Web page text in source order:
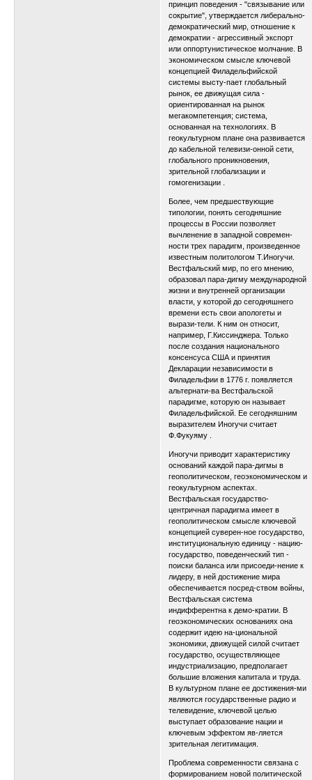
принцип поведения - "связывание или
сокрытие", утверждается либерально-
демократический мир, отношение к
демократии - агрессивный экспорт
или оппортунистическое молчание. В
экономическом смысле ключевой
концепцией Филадельфийской
системы высту-пает глобальный
рынок, ее движущая сила -
ориентированная на рынок
мегакомпетенция; система,
основанная на технологиях. В
геокультурном плане она развивается
до кабельной телевизи-онной сети,
глобального проникновения,
зрительной глобализации и
гомогенизации .
Более, чем предшествующие
типологии, понять сегодняшние
процессы в России позволяет
вычленение в западной современ-
ности трех парадигм, произведенное
известным политологом Т.Иногучи.
Вестфальский мир, по его мнению,
образовал пара-дигму международной
жизни и внутренней организации
власти, у которой до сегодняшнего
времени есть свои апологеты и
вырази-тели. К ним он относит,
например, Г.Киссинджера. Только
после создания национального
консенсуса США и принятия
Декларации независимости в
Филадельфии в 1776 г. появляется
альтернати-ва Вестфальской
парадигме, которую он называет
Филадельфийской. Ее сегодняшним
выразителем Иногучи считает
Ф.Фукуяму .
Иногучи приводит характеристику
оснований каждой пара-дигмы в
геополитическом, геоэкономическом и
геокультурном аспектах.
Вестфальская государство-
центричная парадигма имеет в
геополитическом смысле ключевой
концепцией суверен-ное государство,
институциональную единицу - нацию-
государство, поведенческий тип -
поиски баланса или присоеди-нение к
лидеру, в ней достижение мира
обеспечивается посред-ством войны,
Вестфальская система
индифферентна к демо-кратии. В
геоэкономических основаниях она
содержит идею на-циональной
экономики, движущей силой считает
государство, осуществляющее
индустриализацию, предполагает
большие вложения капитала и труда.
В культурном плане ее достижения-ми
являются государственные радио и
телевидение, ключевой целью
выступает образование нации и
ключевым эффектом яв-ляется
зрительная легитимация.
Проблема современности связана с
формированием новой политической